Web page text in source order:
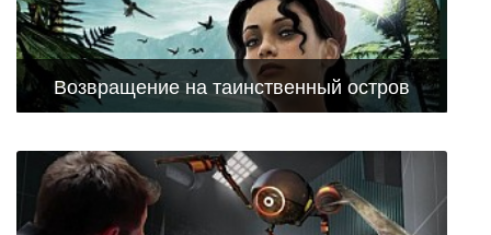
Возвращение на таинственный остров